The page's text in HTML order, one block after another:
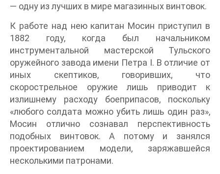
— одну из лучших в мире магазинных винтовок.
К работе над нею капитан Мосин приступил в
1882 году, когда был начальником
инструментальной мастерской Тульского
оружейного завода имени Петра I. В отличие от
иных скептиков, говоривших, что
скорострельное оружие лишь приводит к
излишнему расходу боеприпасов, поскольку
«любого солдата можно убить лишь один раз»,
Мосин отлично сознавал перспективность
подобных винтовок. А потому и занялся
проектированием модели, заряжавшейся
несколькими патронами.